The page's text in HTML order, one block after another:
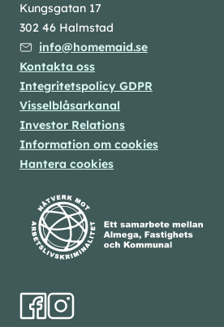
Kungsgatan 17
302 46 Halmstad
info@homemaid.se
Kontakta oss
Integritetspolicy GDPR
Visselblåsarkanal
Investor Relations
Information om cookies
Hantera cookies